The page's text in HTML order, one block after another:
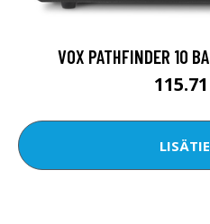
VOX PATHFINDER 10